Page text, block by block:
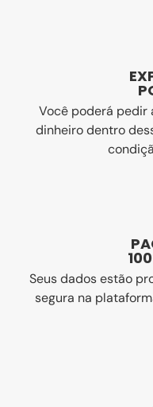
Você poderá pedir
dinheiro dentro
Seus dados estão
segura na